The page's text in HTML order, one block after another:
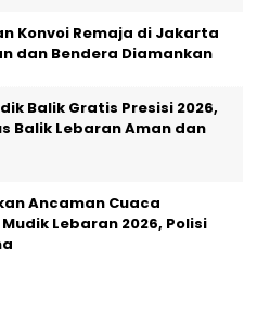
Konvoi Remaja di Jakarta
dan Bendera Diamankan
Balik Gratis Presisi 2026,
Balik Lebaran Aman dan
Ancaman Cuaca
Lebaran 2026, Polisi